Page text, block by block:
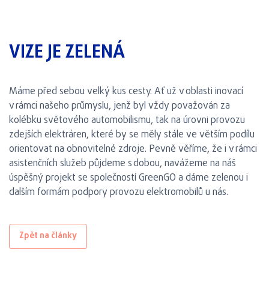
VIZE JE ZELENÁ
Máme před sebou velký kus cesty. Ať už v oblasti inovací
v rámci našeho průmyslu, jenž byl vždy považován za
kolébku světového automobilismu, tak na úrovni provozu
zdejších elektráren, které by se měly stále ve větším podílu
orientovat na obnovitelné zdroje. Pevně věříme, že i v rámci
asistenčních služeb půjdeme s dobou, navážeme na náš
úspěšný projekt se společností GreenGO a dáme zelenou i
dalším formám podpory provozu elektromobilů u nás.
Zpět na články